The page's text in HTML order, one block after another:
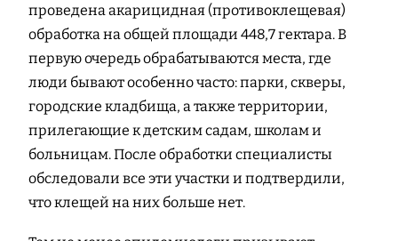
проведена акарицидная (противоклещевая)
обработка на общей площади 448,7 гектара. В
первую очередь обрабатываются места, где
люди бывают особенно часто: парки, скверы,
городские кладбища, а также территории,
прилегающие к детским садам, школам и
больницам. После обработки специалисты
обследовали все эти участки и подтвердили,
что клещей на них больше нет.